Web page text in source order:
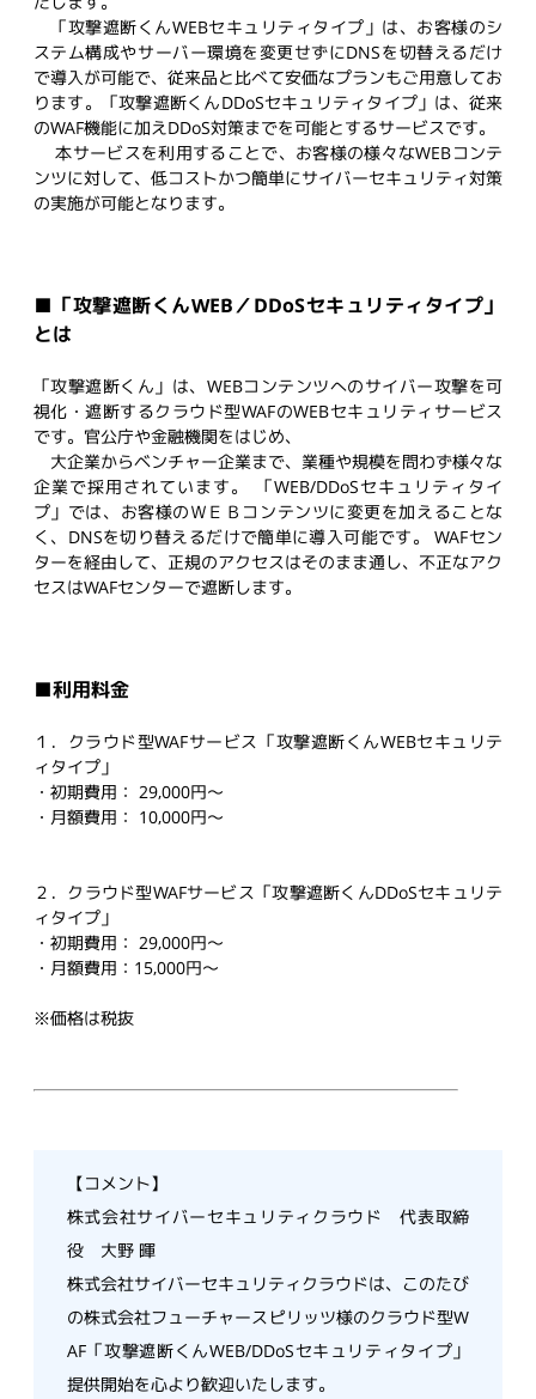
「攻撃遮断くんWEBセキュリティタイプ」は、お客様のシ
ステム構成やサーバー環境を変更せずにDNSを切替えるだけ
で導入が可能で、従来品と比べて安価なプランもご用意してお
ります。「攻撃遮断くんDDoSセキュリティタイプ」は、従来
のWAF機能に加えDDoS対策までを可能とするサービスです。
本サービスを利用することで、お客様の様々なWEBコンテ
ンツに対して、低コストかつ簡単にサイバーセキュリティ対策
の実施が可能となります。
■「攻撃遮断くんWEB／DDoSセキュリティタイプ」
とは
「攻撃遮断くん」は、WEBコンテンツへのサイバー攻撃を可
視化・遮断するクラウド型WAFのWEBセキュリティサービス
です。官公庁や金融機関をはじめ、
大企業からベンチャー企業まで、業種や規模を問わず様々な
企業で採用されています。 「WEB/DDoSセキュリティタイ
プ」では、お客様のＷＥＢコンテンツに変更を加えることな
く、DNSを切り替えるだけで簡単に導入可能です。 WAFセン
ターを経由して、正規のアクセスはそのまま通し、不正なアク
セスはWAFセンターで遮断します。
■利用料金
１．クラウド型WAFサービス「攻撃遮断くんWEBセキュリテ
ィタイプ」
・初期費用： 29,000円～
・月額費用： 10,000円～
２．クラウド型WAFサービス「攻撃遮断くんDDoSセキュリテ
ィタイプ」
・初期費用： 29,000円～
・月額費用：15,000円～
※価格は税抜
【コメント】
株式会社サイバーセキュリティクラウド 代表取締
役 大野 暉
株式会社サイバーセキュリティクラウドは、このたび
の株式会社フューチャースピリッツ様のクラウド型W
AF「攻撃遮断くんWEB/DDoSセキュリティタイプ」
提供開始を心より歓迎いたします。